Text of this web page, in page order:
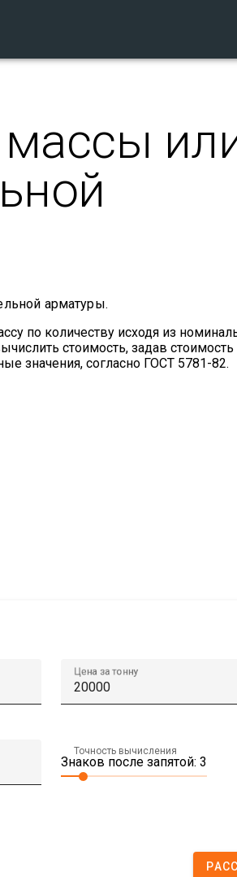
арматуры.
по количеству исходя из
стоимость, задав стоимость
значения, согласно ГОСТ 5781-82.
Цена за тонну
Точность вычисления
Знаков после запятой: 3